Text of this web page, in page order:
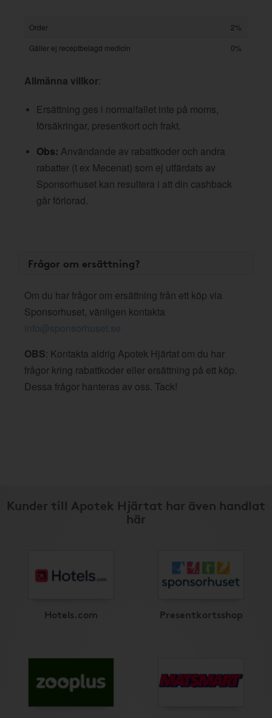
Order
2%
Gäller ej receptbelagd medicin
0%
Allmänna villkor:
Ersättning ges i normalfallet inte på moms,
försäkringar, presentkort och frakt.
Obs: Användande av rabattkoder och andra
rabatter (t ex Mecenat) som ej utfärdats av
Sponsorhuset kan resultera i att din cashback
går förlorad.
Frågor om ersättning?
Om du har frågor om ersättning från ett köp via
Sponsorhuset, vänligen kontakta
info@sponsorhuset.se
OBS: Kontakta aldrig Apotek Hjärtat om du har
frågor kring rabattkoder eller ersättning på ett köp.
Dessa frågor hanteras av oss. Tack!
Kunder till Apotek Hjärtat har även handlat
här
Hotels.com Presentkortsshop